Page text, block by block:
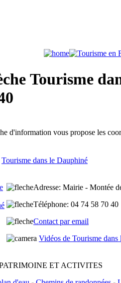
Tourisme
d'information vous propose les
Tourisme dans le Dauphiné
Adresse: Mairie - Montée
Téléphone: 04 74 58 70 40
Contact par email
Vidéos de Tourisme dans
ET ACTIVITES